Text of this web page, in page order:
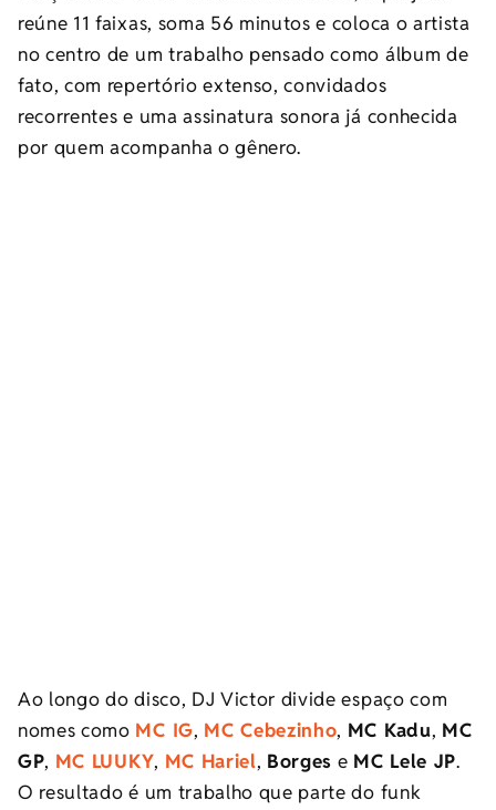
reúne 11 faixas, soma 56 minutos e coloca o artista
no centro de um trabalho pensado como álbum de
fato, com repertório extenso, convidados
recorrentes e uma assinatura sonora já conhecida
por quem acompanha o gênero.
Ao longo do disco, DJ Victor divide espaço com
nomes como MC IG, MC Cebezinho, MC Kadu, MC
GP, MC LUUKY, MC Hariel, Borges e MC Lele JP.
O resultado é um trabalho que parte do funk